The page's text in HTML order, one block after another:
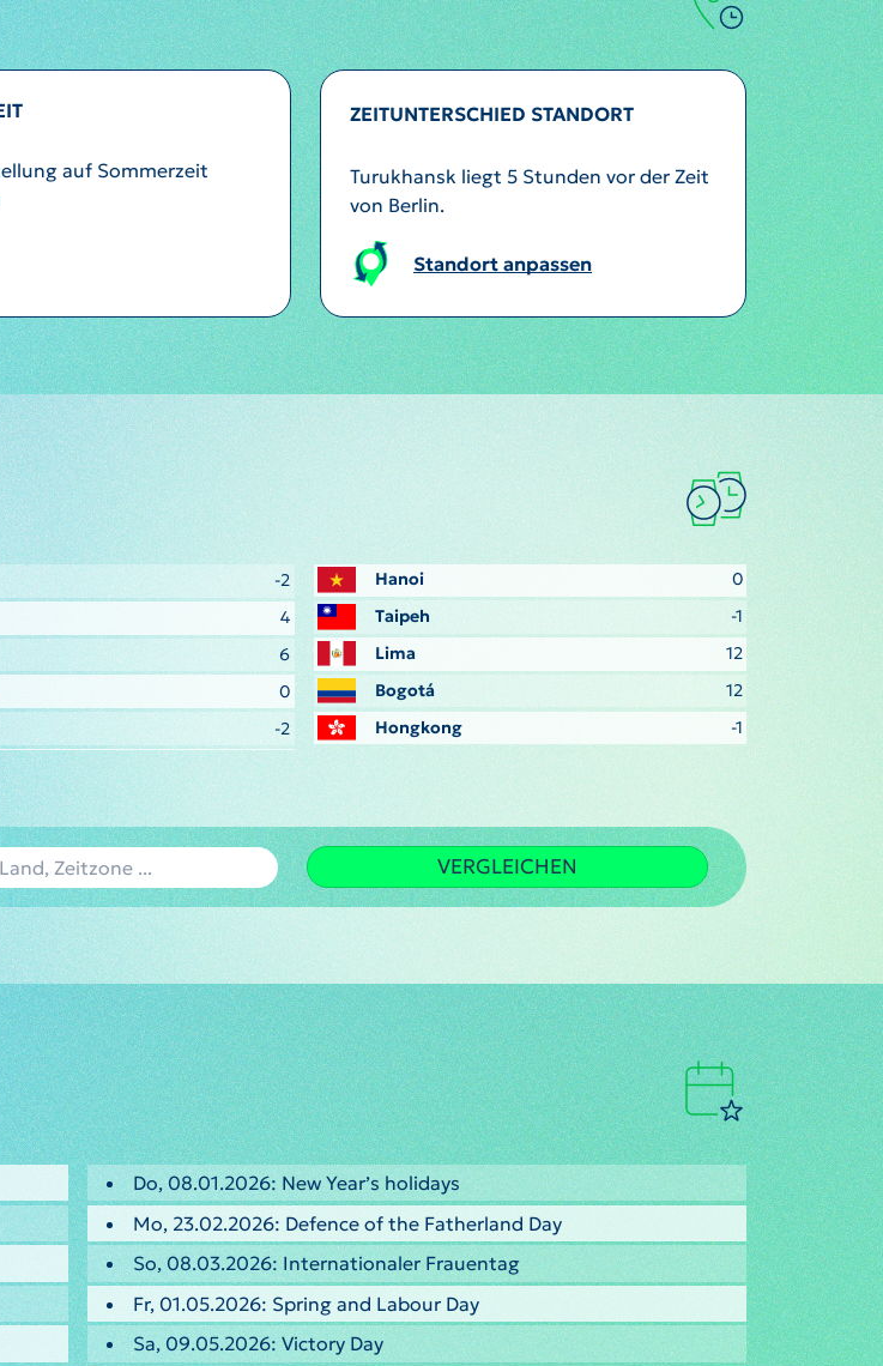
auf Sommerzeit
ZEITUNTERSCHIED STANDORT
Turukhansk liegt 5 Stunden vor der Zeit
von Berlin.
Standort anpassen
-2
4
6
0
-2
Hanoi
0
Taipeh
-1
Lima
12
Bogotá
12
Hongkong
-1
VERGLEICHEN
Do, 08.01.2026: New Year’s holidays
Mo, 23.02.2026: Defence of the Fatherland Day
So, 08.03.2026: Internationaler Frauentag
Fr, 01.05.2026: Spring and Labour Day
Sa, 09.05.2026: Victory Day